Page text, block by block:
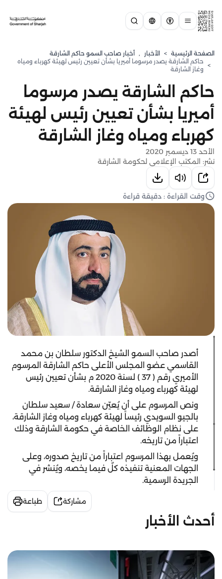
الصفحة الرئيسية > الأخبار , أخبار صاحب السمو حاكم الشارقة
>
حاكم الشارقة يصدر مرسوما أميريا بشأن تعيين رئيس لهيئة كهرباء ومياه
وغاز الشارقة
حاكم الشارقة يصدر مرسوما
أميريا بشأن تعيين رئيس لهيئة
كهرباء ومياه وغاز الشارقة
الأحد 13 ديسمبر 2020
نشر: المكتب الإعلامي لحكومة الشارقة
وقت القراءة : دقيقة قراءة
أصدر صاحب السمو الشيخ الدكتور سلطان بن محمد
القاسمي عضو المجلس الأعلى حاكم الشارقة المرسوم
الأميري رقم ( 37 ) لسنة 2020 م بشأن تعيين رئيس
لهيئة كهرباء ومياه وغاز الشارقة.
ونص المرسوم على أن يُعيّن سعادة / سعيد سلطان
بالجيو السويدي رئيساً لهيئة كهرباء ومياه وغاز الشارقة،
على نظام الوظائف الخاصة في حكومة الشارقة وذلك
اعتباراً من تاريخه.
ويُعمل بهذا المرسوم اعتباراً من تاريخ صدوره، وعلى
الجهات المعنية تنفيذه كلٌ فيما يخصه، ويُنشر في
الجريدة الرسمية.
مشاركة طباعة
أحدث الأخبار